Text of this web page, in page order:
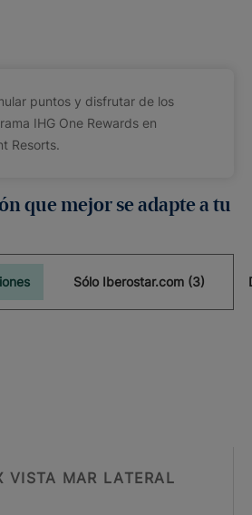
puntos y disfrutar de los
IHG One Rewards en
Resorts.
que mejor se adapte a tu
Sólo Iberostar.com (3)
VISTA MAR LATERAL